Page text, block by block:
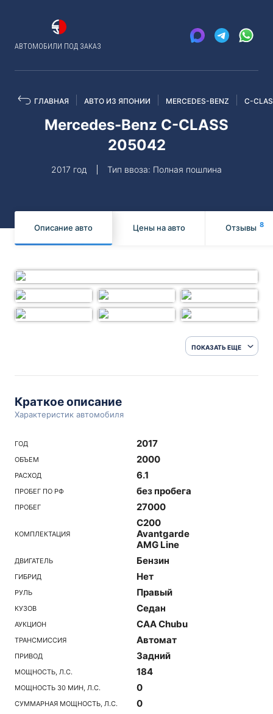
АВТОМОБИЛИ ПОД ЗАКАЗ
ГЛАВНАЯ АВТО ИЗ ЯПОНИИ MERCEDES-BENZ C-
Mercedes-Benz C-CLASS
205042
2017 год Тип ввоза: Полная пошлина
Описание авто Цены на авто Отзывы 8
ПОКАЗАТЬ ЕЩЕ
Краткое описание
Характеристик автомобиля
ГОД 2017
ОБЪЕМ 2000
РАСХОД 6.1
ПРОБЕГ ПО РФ без пробега
ПРОБЕГ 27000
КОМПЛЕКТАЦИЯ
C200
Avantgarde
AMG Line
ДВИГАТЕЛЬ Бензин
ГИБРИД Нет
РУЛЬ Правый
КУЗОВ Седан
АУКЦИОН CAA Chubu
ТРАНСМИССИЯ Автомат
ПРИВОД Задний
МОЩНОСТЬ, Л.С. 184
МОЩНОСТЬ 30 МИН, Л.С. 0
СУММАРНАЯ МОЩНОСТЬ, Л.С. 0